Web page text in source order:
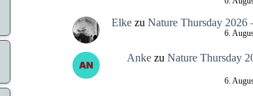
Elkezu Nature Thursday 2026
6.
Ankezu Nature Thursday
6.